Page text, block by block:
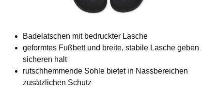
Badelatschen mit bedruckter Lasche
geformtes Fußbett und breite, stabile Lasche geben
sicheren halt
rutschhemmende Sohle bietet in Nassbereichen
zusätzlichen Schutz